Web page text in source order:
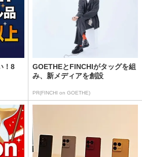
！8
GOETHEとFINCHIがタッグを組
み、新メディアを創設
PR(FINCHI on GOETHE)